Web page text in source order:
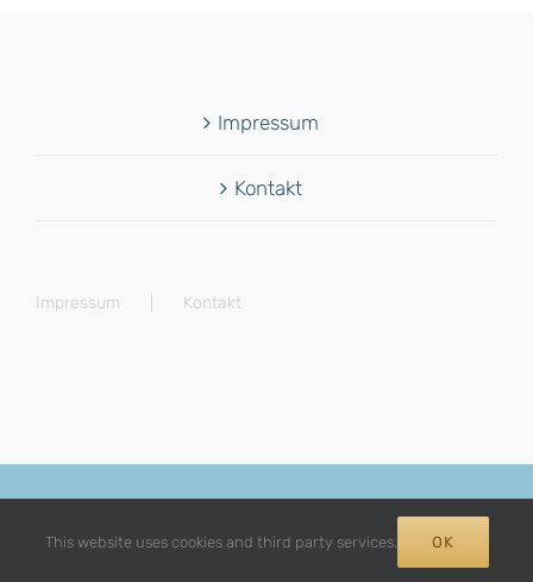
Impressum
Kontakt
Impressum Kontakt
Rights Reserved | Powered byWordPress
This website uses cookies and third party services. OK